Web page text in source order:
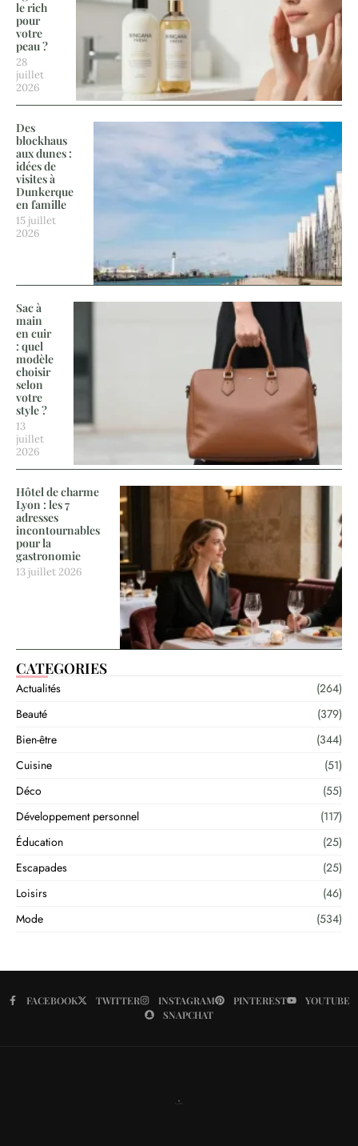
le rich
pour
votre
peau ?
28
juillet
2026
Des
blockhaus
aux dunes :
idées de
visites à
Dunkerque
en famille
15 juillet
2026
Sac à
main
en cuir
: quel
modèle
choisir
selon
votre
style ?
13
juillet
2026
Hôtel de charme
Lyon : les 7
adresses
incontournables
pour la
gastronomie
13 juillet 2026
CATEGORIES
Actualités
(264)
Beauté
(379)
Bien-être
(344)
Cuisine
(51)
Déco
(55)
Développement personnel
(117)
Éducation
(25)
Escapades
(25)
Loisirs
(46)
Mode
(534)
FACEBOOK TWITTER INSTAGRAM PINTEREST
YOUTUBE
SNAPCHAT